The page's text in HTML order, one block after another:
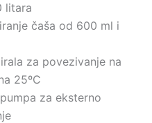
litara
čaša od 600 ml i
za povezivanje na
25ºC
za eksterno